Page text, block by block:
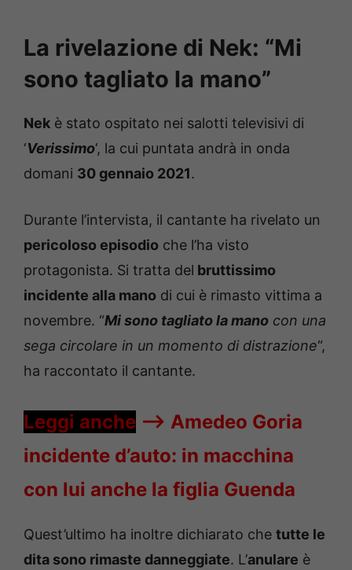
La rivelazione di Nek: “Mi
sono tagliato la mano”
Nek è stato ospitato nei salotti televisivi di
‘Verissimo‘, la cui puntata andrà in onda
domani 30 gennaio 2021.
Durante l’intervista, il cantante ha rivelato un
pericoloso episodio che l’ha visto
protagonista. Si tratta del bruttissimo
incidente alla mano di cui è rimasto vittima a
novembre. “Mi sono tagliato la mano con una
sega circolare in un momento di distrazione“,
ha raccontato il cantante.
Leggi anche —-> Amedeo Goria
incidente d’auto: in macchina
con lui anche la figlia Guenda
Quest’ultimo ha inoltre dichiarato che tutte le
dita sono rimaste danneggiate. L’anulare è